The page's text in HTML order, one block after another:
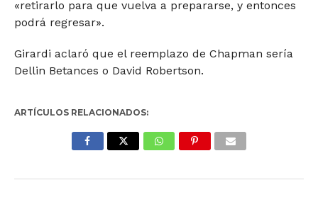
«retirarlo para que vuelva a prepararse, y entonces
podrá regresar».
Girardi aclaró que el reemplazo de Chapman sería
Dellin Betances o David Robertson.
ARTÍCULOS RELACIONADOS: